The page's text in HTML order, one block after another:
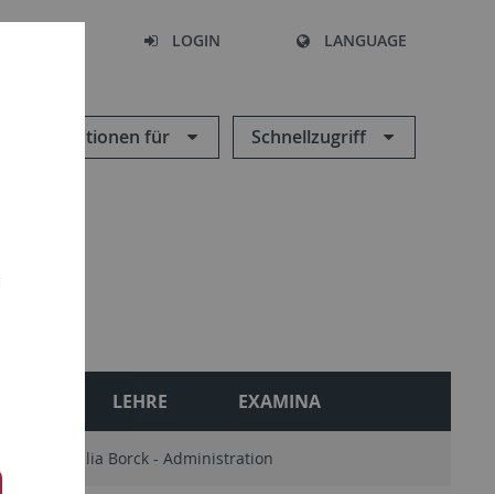
LOGIN LANGUAGE
Informationen für Schnellzugriff
LEHRE EXAMINA
Julia Borck - Administration